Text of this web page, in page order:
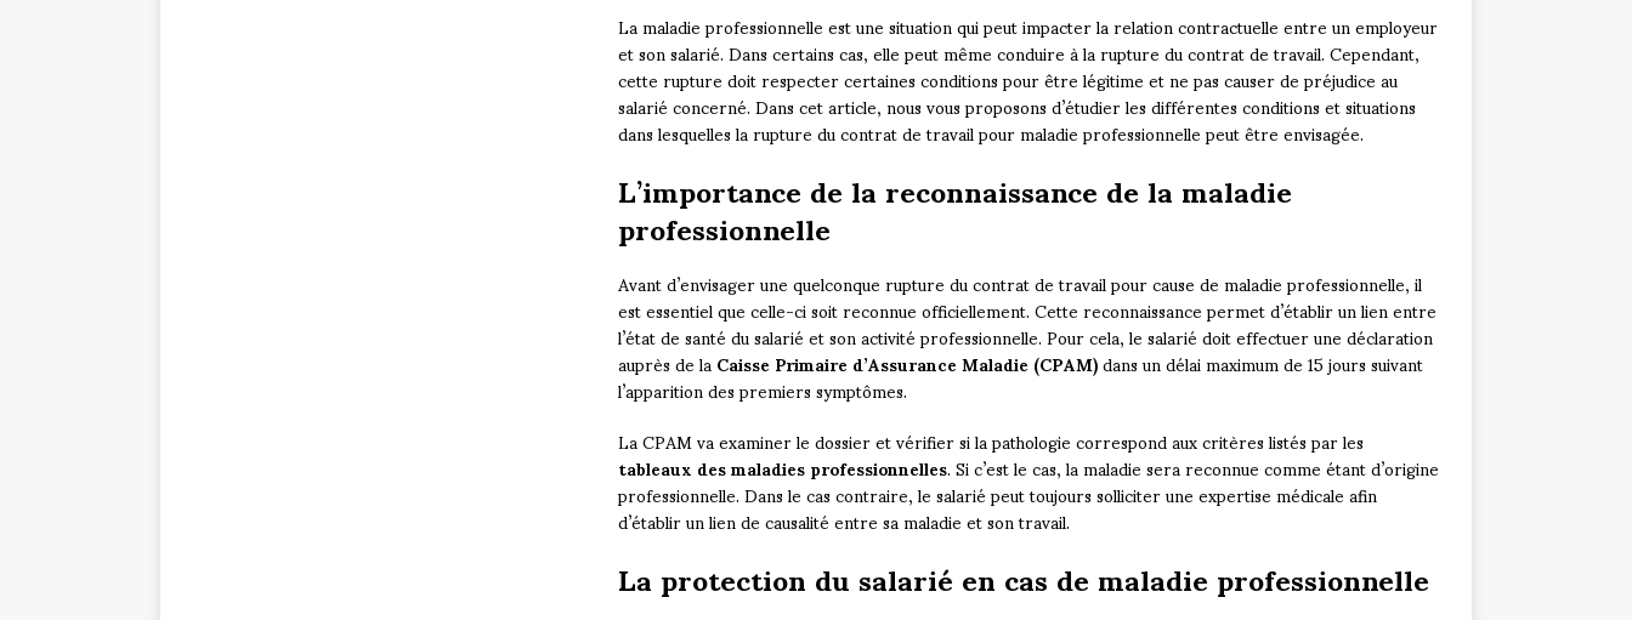
La maladie professionnelle est une situation qui peut impacter la relation contractuelle entre un employeur
et son salarié. Dans certains cas, elle peut même conduire à la rupture du contrat de travail. Cependant,
cette rupture doit respecter certaines conditions pour être légitime et ne pas causer de préjudice au
salarié concerné. Dans cet article, nous vous proposons d’étudier les différentes conditions et situations
dans lesquelles la rupture du contrat de travail pour maladie professionnelle peut être envisagée.
L’importance de la reconnaissance de la maladie
professionnelle
Avant d’envisager une quelconque rupture du contrat de travail pour cause de maladie professionnelle, il
est essentiel que celle-ci soit reconnue officiellement. Cette reconnaissance permet d’établir un lien entre
l’état de santé du salarié et son activité professionnelle. Pour cela, le salarié doit effectuer une déclaration
auprès de laCaisse Primaire d’Assurance Maladie (CPAM)dans un délai maximum de 15 jours suivant
l’apparition des premiers symptômes.
La CPAM va examiner le dossier et vérifier si la pathologie correspond aux critères listés par les
tableaux des maladies professionnelles. Si c’est le cas, la maladie sera reconnue comme étant d’origine
professionnelle. Dans le cas contraire, le salarié peut toujours solliciter une expertise médicale afin
d’établir un lien de causalité entre sa maladie et son travail.
La protection du salarié en cas de maladie professionnelle